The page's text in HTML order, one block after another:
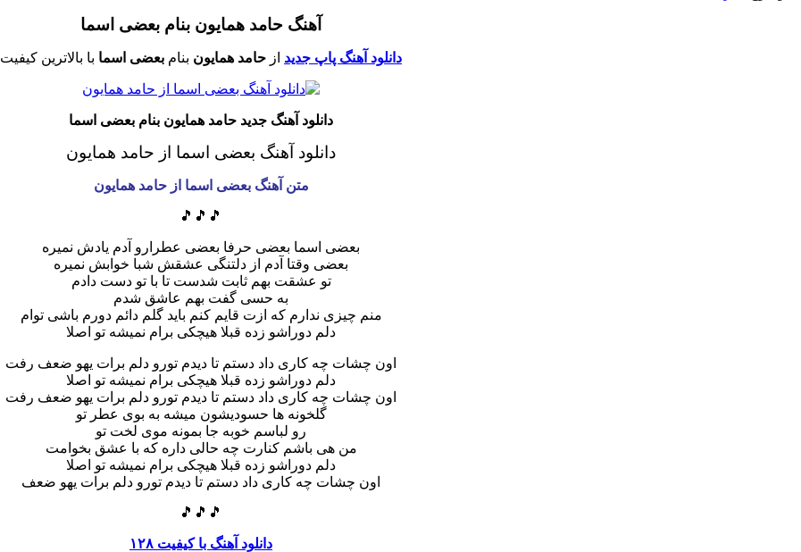
آهنگ حامد همایون بنام بعضی اسما
دانلود آهنگ پاپ جدید از حامد همایون بنام بعضی اسما با بالاترین کیفیت
دانلود آهنگ جدید حامد همایون بنام بعضی اسما
دانلود آهنگ بعضی اسما از حامد همایون
متن آهنگ بعضی اسما از حامد همایون
🎵🎵🎵
بعضی اسما بعضی حرفا بعضی عطرارو آدم یادش نمیره
بعضی وقتا آدم از دلتنگی عشقش شبا خوابش نمیره
تو عشقت بهم ثابت شدست تا با تو دست دادم
به حسی گفت بهم عاشق شدم
منم چیزی ندارم که ازت قایم کنم باید گلم دائم دورم باشی توام
دلم دوراشو زده قبلا هیچکی برام نمیشه تو اصلا
اون چشات چه کاری داد دستم تا دیدم تو‌رو دلم برات یهو ضعف رفت
دلم دوراشو زده قبلا هیچکی برام نمیشه تو اصلا
اون چشات چه کاری داد دستم تا دیدم تو‌رو دلم برات یهو ضعف رفت
گلخونه ها حسودیشون میشه به بوی عطر تو
رو لباسم خوبه جا بمونه موی لخت تو
من هی باشم کنارت چه حالی داره که با عشق بخوامت
دلم دوراشو زده قبلا هیچکی برام نمیشه تو اصلا
اون چشات چه کاری داد دستم تا دیدم تو‌رو دلم برات یهو ضعف
🎵🎵🎵
دانلود آهنگ با کیفیت ۱۲۸